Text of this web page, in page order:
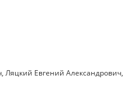
, Ляцкий Евгений Александрович,